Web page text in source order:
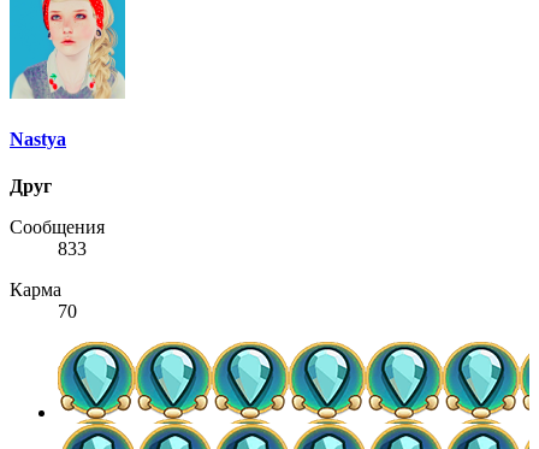
Nastya
Друг
Сообщения
833
Карма
70